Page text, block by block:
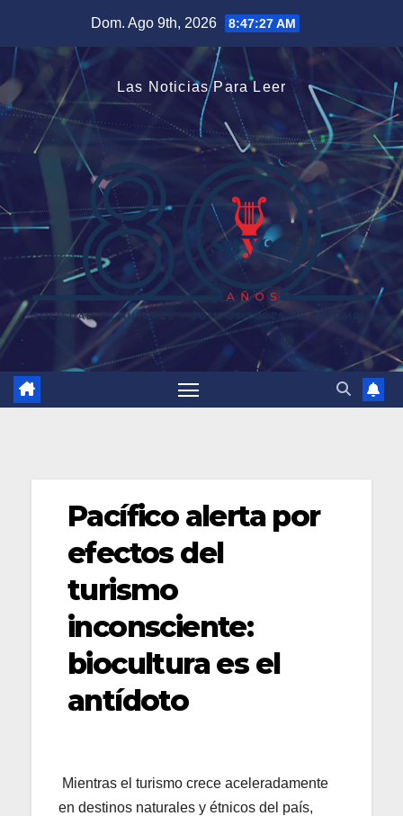
contenido
Dom. Ago 9th, 2026 8:47:28 AM
Las Noticias Para Leer
Pacífico alerta por
efectos del
turismo
inconsciente:
biocultura es el
antídoto
Mientras el turismo crece aceleradamente
en destinos naturales y étnicos del país,